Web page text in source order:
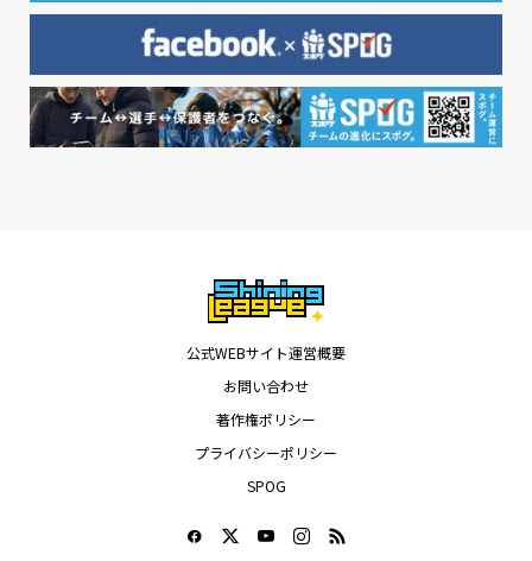
公式WEBサイト運営概要
お問い合わせ
著作権ポリシー
プライバシーポリシー
SPOG